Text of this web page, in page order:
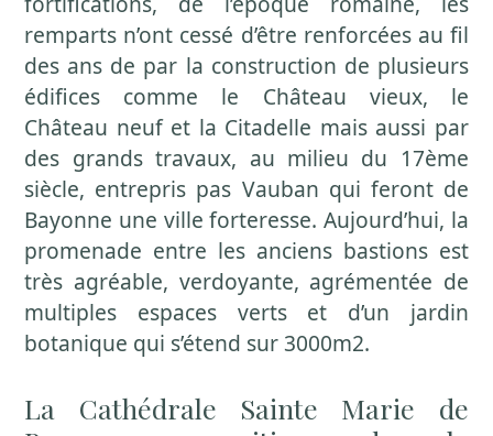
remparts n’ont cessé d’être renforcées au fil
des ans de par la construction de plusieurs
édifices comme le Château vieux, le
Château neuf et la Citadelle mais aussi par
des grands travaux, au milieu du 17ème
siècle, entrepris pas Vauban qui feront de
Bayonne une ville forteresse. Aujourd’hui, la
promenade entre les anciens bastions est
très agréable, verdoyante, agrémentée de
multiples espaces verts et d’un jardin
botanique qui s’étend sur 3000m2.
La Cathédrale Sainte Marie de